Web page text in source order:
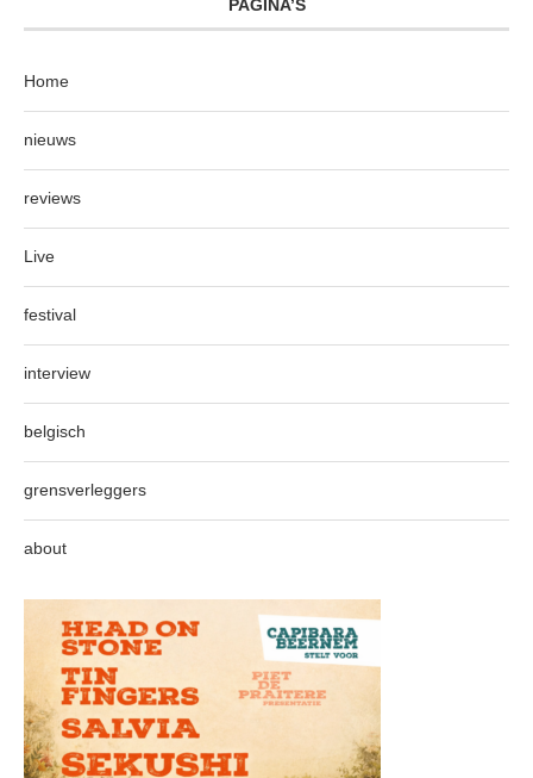
PAGINA’S
Home
nieuws
reviews
Live
festival
interview
belgisch
grensverleggers
about